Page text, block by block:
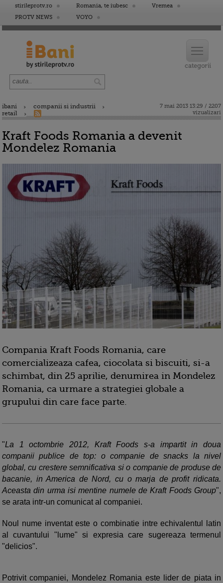
stirileprotv.ro Romania, te iubesc
Vremea
PROTV NEWS
VOYO
ibani
companii si industrii
retail
7 mai 2013 13:29 / 2207
vizualizari
Kraft Foods Romania a devenit
Mondelez Romania
Compania Kraft Foods Romania, care
comercializeaza cafea, ciocolata si biscuiti, si-a
schimbat, din 25 aprilie, denumirea in Mondelez
Romania, ca urmare a strategiei globale a
grupului din care face parte.
"La 1 octombrie 2012, Kraft Foods s-a impartit in doua
companii publice de top: o companie de snacks la nivel
global, cu crestere semnificativa si o companie de produse de
bacanie, in America de Nord, cu o marja de profit ridicata.
Aceasta din urma isi mentine numele de Kraft Foods Group",
se arata intr-un comunicat al companiei.
Noul nume inventat este o combinatie intre echivalentul latin
al cuvantului "lume" si expresia care sugereaza termenul
"delicios".
Potrivit companiei, Mondelez Romania este lider de piata in